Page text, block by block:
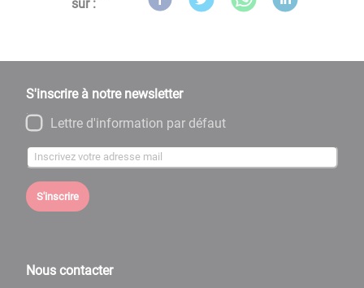
sur :
S'inscrire à notre newsletter
Lettre d'information par défaut
S'inscrire
Nous contacter